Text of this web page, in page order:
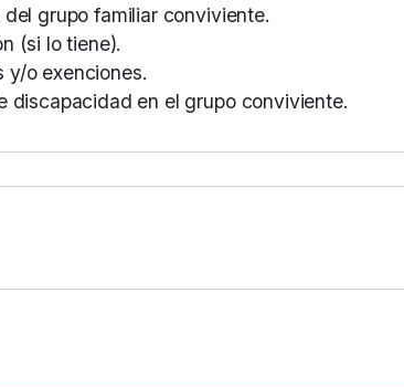
grupo familiar conviviente.
(si lo tiene).
y/o exenciones.
discapacidad en el grupo conviviente.